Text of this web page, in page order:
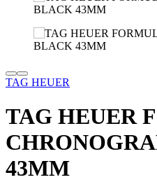
TAG HEUER
TAG HEUER
43MM